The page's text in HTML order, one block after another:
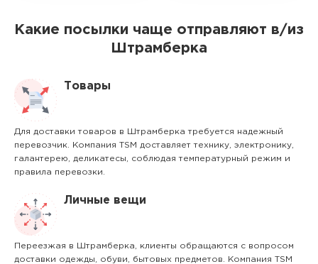
Какие посылки чаще отправляют в/из
Штрамберка
Товары
Для доставки товаров в Штрамберка требуется надежный
перевозчик. Компания TSM доставляет технику, электронику,
галантерею, деликатесы, соблюдая температурный режим и
правила перевозки.
Личные вещи
Переезжая в Штрамберка, клиенты обращаются с вопросом
доставки одежды, обуви, бытовых предметов. Компания TSM